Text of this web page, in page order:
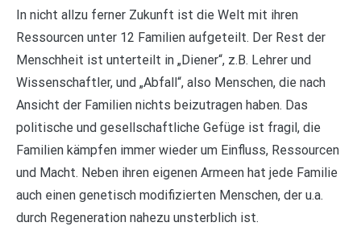
In nicht allzu ferner Zukunft ist die Welt mit ihren
Ressourcen unter 12 Familien aufgeteilt. Der Rest der
Menschheit ist unterteilt in „Diener“, z.B. Lehrer und
Wissenschaftler, und „Abfall“, also Menschen, die nach
Ansicht der Familien nichts beizutragen haben. Das
politische und gesellschaftliche Gefüge ist fragil, die
Familien kämpfen immer wieder um Einfluss, Ressourcen
und Macht. Neben ihren eigenen Armeen hat jede Familie
auch einen genetisch modifizierten Menschen, der u.a.
durch Regeneration nahezu unsterblich ist.